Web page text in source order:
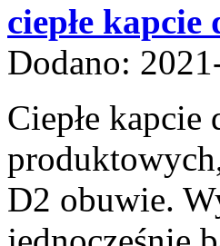
ciepłe kapcie
Dodano:
Ciepłe
D2 obuwie.